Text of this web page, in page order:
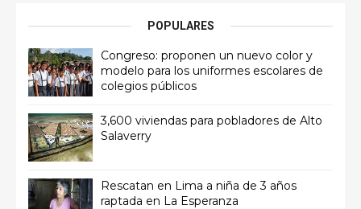
POPULARES
Congreso: proponen un nuevo color y
modelo para los uniformes escolares de
colegios públicos
3,600 viviendas para pobladores de Alto
Salaverry
Rescatan en Lima a niña de 3 años
raptada en La Esperanza